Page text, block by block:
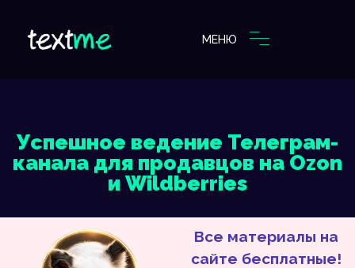
МЕНЮ
Успешное ведение Телеграм-
канала для продавцов на Ozon
и Wildberries
Все материалы на
сайте бесплатные!